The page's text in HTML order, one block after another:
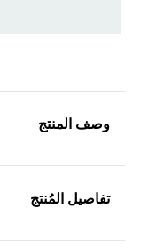
وصف المنتج
تفاصيل المُنتج